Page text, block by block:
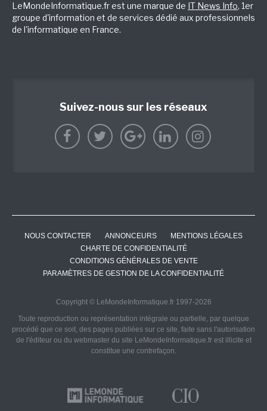
LeMondeInformatique.fr est une marque de IT News Info, 1er
groupe d'information et de services dédié aux professionnels
de l'informatique en France.
Suivez-nous sur les réseaux
NOUS CONTACTER ANNONCEURS
MENTIONS LÉGALES
CHARTE DE CONFIDENTIALITÉ
CONDITIONS GÉNÉRALES DE VENTE
PARAMÈTRES DE GESTION DE LA CONFIDENTIALITÉ
Copyright © LeMondeInformatique.fr 1997-2026
Toute reproduction ou représentation intégrale ou partielle, par quelque
procédé que ce soit, des pages publiées sur ce site, faite sans l'autorisation
de l'éditeur ou du webmaster du site LeMondeInformatique.fr est illicite et
constitue une contrefaçon.